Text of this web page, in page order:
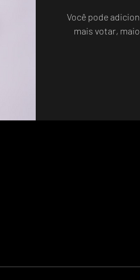
Você pode
mais votar,